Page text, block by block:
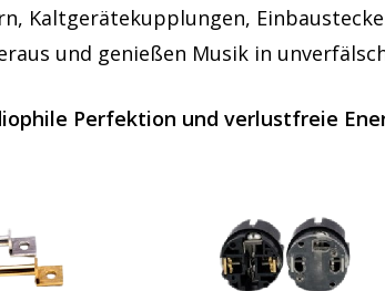
Kaltgerätekupplungen,
und genießen Musik in
Perfektion und verlustfreie